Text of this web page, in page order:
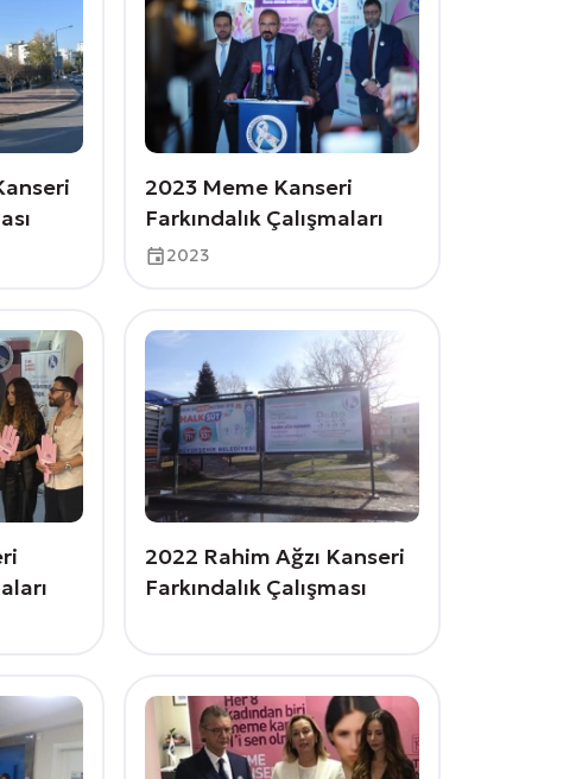
2023 Meme Kanseri
Farkındalık Çalışmaları
2023
2022 Rahim Ağzı Kanseri
Farkındalık Çalışması